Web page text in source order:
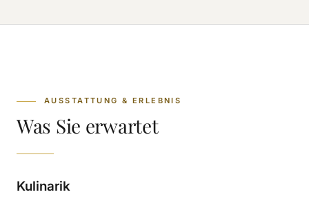
AUSSTATTUNG & ERLEBNIS
Was Sie erwartet
Kulinarik